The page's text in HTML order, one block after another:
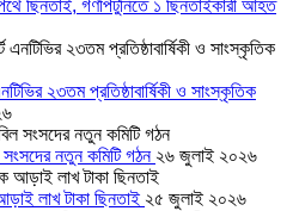
ছিনতাই, গণপিটুনিতে ১ ছিনতাইকারী আহত
২৩তম প্রতিষ্ঠাবার্ষিকী ও সাংস্কৃতিক
সংসদের নতুন কমিটি গঠন ২৬ জুলাই ২০২৬
লাখ টাকা ছিনতাই ২৫ জুলাই ২০২৬